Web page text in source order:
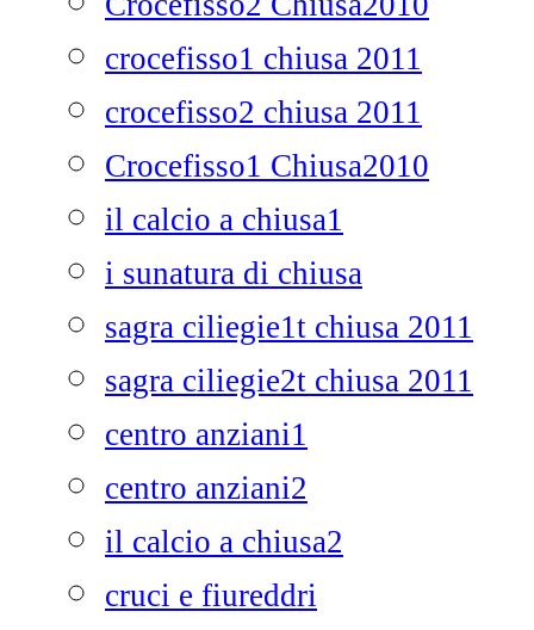
crocefisso1 chiusa 2011
crocefisso2 chiusa 2011
Crocefisso1 Chiusa2010
il calcio a chiusa1
i sunatura di chiusa
sagra ciliegie1t chiusa 2011
sagra ciliegie2t chiusa 2011
centro anziani1
centro anziani2
il calcio a chiusa2
cruci e fiureddri